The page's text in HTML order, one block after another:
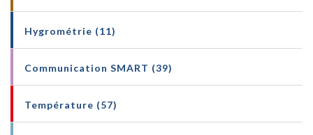
Hygrométrie (11)
Communication SMART (39)
Température (57)